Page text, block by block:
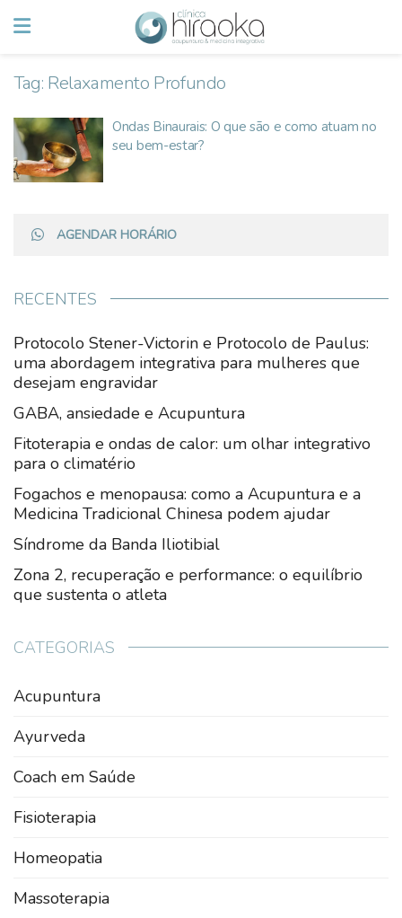
Tag: Relaxamento Profundo
Ondas Binaurais: O que são e como atuam no
seu bem-estar?
AGENDAR HORÁRIO
RECENTES
Protocolo Stener-Victorin e Protocolo de Paulus:
uma abordagem integrativa para mulheres que
desejam engravidar
GABA, ansiedade e Acupuntura
Fitoterapia e ondas de calor: um olhar integrativo
para o climatério
Fogachos e menopausa: como a Acupuntura e a
Medicina Tradicional Chinesa podem ajudar
Síndrome da Banda Iliotibial
Zona 2, recuperação e performance: o equilíbrio
que sustenta o atleta
CATEGORIAS
Acupuntura
Ayurveda
Coach em Saúde
Fisioterapia
Homeopatia
Massoterapia